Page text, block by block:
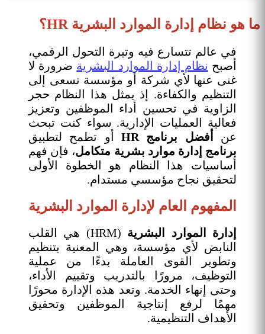
ما هو نظام إدارة الموارد البشرية HR؟
في عالم تتسارع فيه وتيرة التحول الرقمي،
أصبح نظام إدارة الموارد البشرية ضرورة لا
غنى عنها لأي شركة أو مؤسسة تسعى إلى
التنظيم والكفاءة. إذ يمثل هذا النظام حجر
الزاوية في تحسين أداء الموظفين وتعزيز
فعالية العمليات الإدارية. سواء كنت تبحث
عن
أفضل برنامج HR
أو تطمح لتطبيق
برنامج إدارة موارد بشرية متكامل، فإن فهم
أساسيات هذا النظام هو الخطوة الأولى
لتحقيق نجاح مؤسسي مستدام.
المفهوم العام لإدارة الموارد البشرية
إدارة الموارد البشرية
(HRM) هي القلب
النابض لأي مؤسسة، وهي المعنية بتنظيم
وتطوير القوى العاملة بدءًا من عملية
التوظيف، مرورًا بالتدريب وتقييم الأداء،
وحتى إنهاء الخدمة. وتعد هذه الإدارة محورًا
مهمًا لرفع إنتاجية الموظفين وتحقيق
الأهداف التنظيمية.